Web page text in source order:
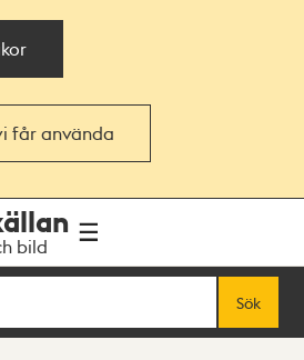
får använda
bild
Sök